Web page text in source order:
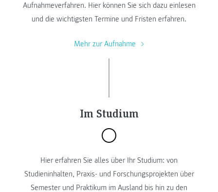
Aufnahmeverfahren. Hier können Sie sich dazu einlesen
und die wichtigsten Termine und Fristen erfahren.
Mehr zur Aufnahme
Im Studium
Hier erfahren Sie alles über Ihr Studium: von
Studieninhalten, Praxis- und Forschungsprojekten über
Semester und Praktikum im Ausland bis hin zu den